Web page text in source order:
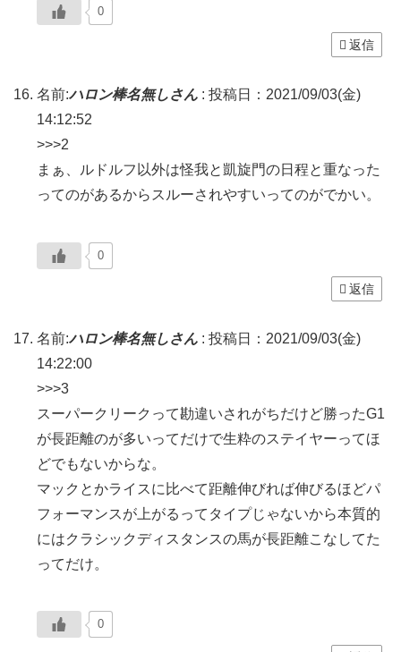
0
返信
名前:ハロン棒名無しさん : 投稿日：2021/09/03(金)
14:12:52
>>>2
まぁ、ルドルフ以外は怪我と凱旋門の日程と重なった
ってのがあるからスルーされやすいってのがでかい。
0
返信
名前:ハロン棒名無しさん : 投稿日：2021/09/03(金)
14:22:00
>>>3
スーパークリークって勘違いされがちだけど勝ったG1
が長距離のが多いってだけで生粋のステイヤーってほ
どでもないからな。
マックとかライスに比べて距離伸びれば伸びるほどパ
フォーマンスが上がるってタイプじゃないから本質的
にはクラシックディスタンスの馬が長距離こなしてた
ってだけ。
0